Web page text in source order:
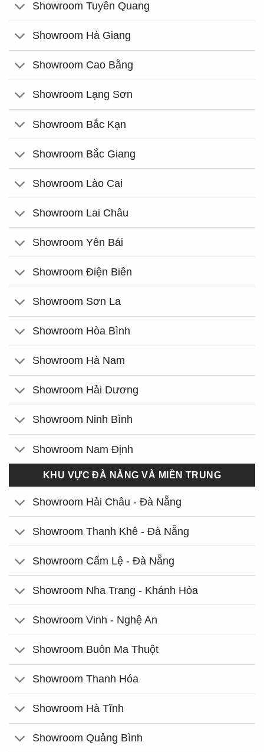
Showroom Tuyên Quang
Showroom Hà Giang
Showroom Cao Bằng
Showroom Lạng Sơn
Showroom Bắc Kạn
Showroom Bắc Giang
Showroom Lào Cai
Showroom Lai Châu
Showroom Yên Bái
Showroom Điện Biên
Showroom Sơn La
Showroom Hòa Bình
Showroom Hà Nam
Showroom Hải Dương
Showroom Ninh Bình
Showroom Nam Định
KHU VỰC ĐÀ NẴNG VÀ MIỀN TRUNG
Showroom Hải Châu - Đà Nẵng
Showroom Thanh Khê - Đà Nẵng
Showroom Cẩm Lệ - Đà Nẵng
Showroom Nha Trang - Khánh Hòa
Showroom Vinh - Nghệ An
Showroom Buôn Ma Thuột
Showroom Thanh Hóa
Showroom Hà Tĩnh
Showroom Quảng Bình